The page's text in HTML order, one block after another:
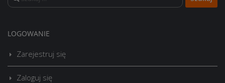
LOGOWANIE
Zarejestruj się
Zaloguj się